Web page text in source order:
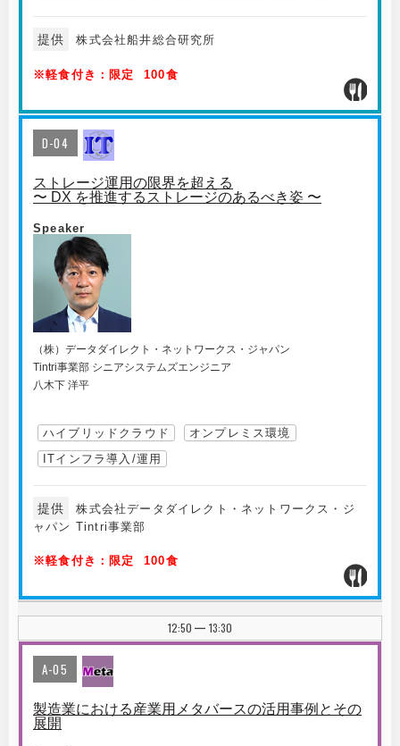
提供 株式会社船井総合研究所
※軽食付き：限定 100食
D-04
ストレージ運用の限界を超える
〜 DX を推進するストレージのあるべき姿 〜
Speaker
（株）データダイレクト・ネットワークス・ジャパン
Tintri事業部 シニアシステムズエンジニア
八木下 洋平
ハイブリッドクラウド
オンプレミス環境
ITインフラ導入/運用
提供
株式会社データダイレクト・ネットワークス・ジ
ャパン Tintri事業部
※軽食付き：限定 100食
12:50 | 13:30
A-05
製造業における産業用メタバースの活用事例とその
展開